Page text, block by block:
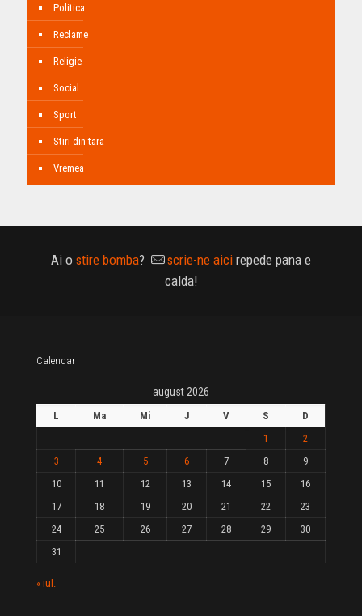
Politica
Reclame
Religie
Social
Sport
Stiri din tara
Vremea
Ai o stire bomba? scrie-ne aici repede pana e
calda!
Calendar
august 2026
L Ma Mi J V S
D
1
2
3
4 5 6 7 8
9
10
11 12 13 14 15
16
17
18 19 20 21 22
23
24
25 26 27 28 29
30
31
« iul.